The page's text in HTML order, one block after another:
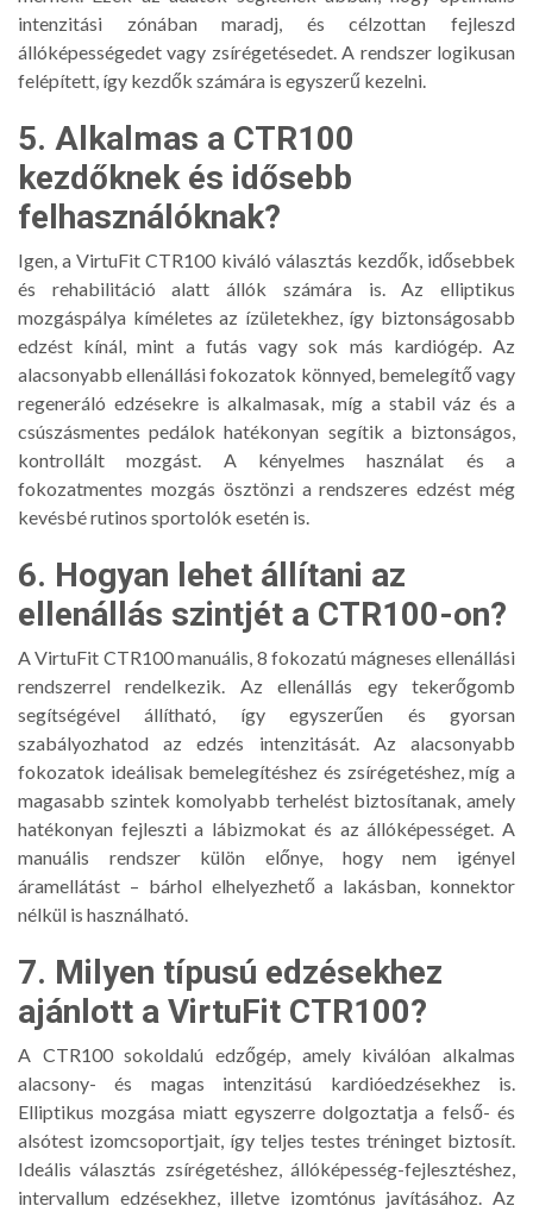
intenzitási zónában maradj, és célzottan fejleszd
állóképességedet vagy zsírégetésedet. A rendszer logikusan
felépített, így kezdők számára is egyszerű kezelni.
5. Alkalmas a CTR100
kezdőknek és idősebb
felhasználóknak?
Igen, a VirtuFit CTR100 kiváló választás kezdők, idősebbek
és rehabilitáció alatt állók számára is. Az elliptikus
mozgáspálya kíméletes az ízületekhez, így biztonságosabb
edzést kínál, mint a futás vagy sok más kardiógép. Az
alacsonyabb ellenállási fokozatok könnyed, bemelegítő vagy
regeneráló edzésekre is alkalmasak, míg a stabil váz és a
csúszásmentes pedálok hatékonyan segítik a biztonságos,
kontrollált mozgást. A kényelmes használat és a
fokozatmentes mozgás ösztönzi a rendszeres edzést még
kevésbé rutinos sportolók esetén is.
6. Hogyan lehet állítani az
ellenállás szintjét a CTR100-on?
A VirtuFit CTR100 manuális, 8 fokozatú mágneses ellenállási
rendszerrel rendelkezik. Az ellenállás egy tekerőgomb
segítségével állítható, így egyszerűen és gyorsan
szabályozhatod az edzés intenzitását. Az alacsonyabb
fokozatok ideálisak bemelegítéshez és zsírégetéshez, míg a
magasabb szintek komolyabb terhelést biztosítanak, amely
hatékonyan fejleszti a lábizmokat és az állóképességet. A
manuális rendszer külön előnye, hogy nem igényel
áramellátást – bárhol elhelyezhető a lakásban, konnektor
nélkül is használható.
7. Milyen típusú edzésekhez
ajánlott a VirtuFit CTR100?
A CTR100 sokoldalú edzőgép, amely kiválóan alkalmas
alacsony- és magas intenzitású kardióedzésekhez is.
Elliptikus mozgása miatt egyszerre dolgoztatja a felső- és
alsótest izomcsoportjait, így teljes testes tréninget biztosít.
Ideális választás zsírégetéshez, állóképesség-fejlesztéshez,
intervallum edzésekhez, illetve izomtónus javításához. Az